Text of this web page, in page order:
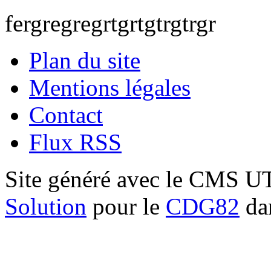
fergregregrtgrtgtrgtrgr
Plan du site
Mentions légales
Contact
Flux RSS
Site généré avec le CMS
Solution pour le CDG82